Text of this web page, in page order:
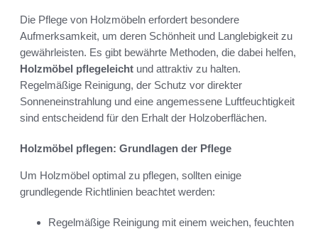
Die Pflege von Holzmöbeln erfordert besondere
Aufmerksamkeit, um deren Schönheit und Langlebigkeit zu
gewährleisten. Es gibt bewährte Methoden, die dabei helfen,
Holzmöbel pflegeleicht und attraktiv zu halten.
Regelmäßige Reinigung, der Schutz vor direkter
Sonneneinstrahlung und eine angemessene Luftfeuchtigkeit
sind entscheidend für den Erhalt der Holzoberflächen.
Holzmöbel pflegen: Grundlagen der Pflege
Um Holzmöbel optimal zu pflegen, sollten einige
grundlegende Richtlinien beachtet werden:
Regelmäßige Reinigung mit einem weichen, feuchten